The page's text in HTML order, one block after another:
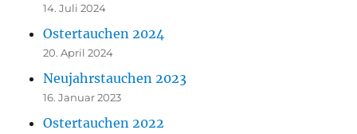
14. Juli 2024
Ostertauchen 2024
20. April 2024
Neujahrstauchen 2023
16. Januar 2023
Ostertauchen 2022